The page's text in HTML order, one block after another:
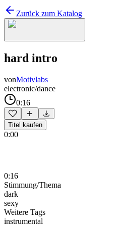
Zurück zum Katalog
hard intro
vonMotivlabs
electronic/dance
0:16
Titel kaufen
0:00
0:16
Stimmung/Thema
dark
sexy
Weitere Tags
instrumental